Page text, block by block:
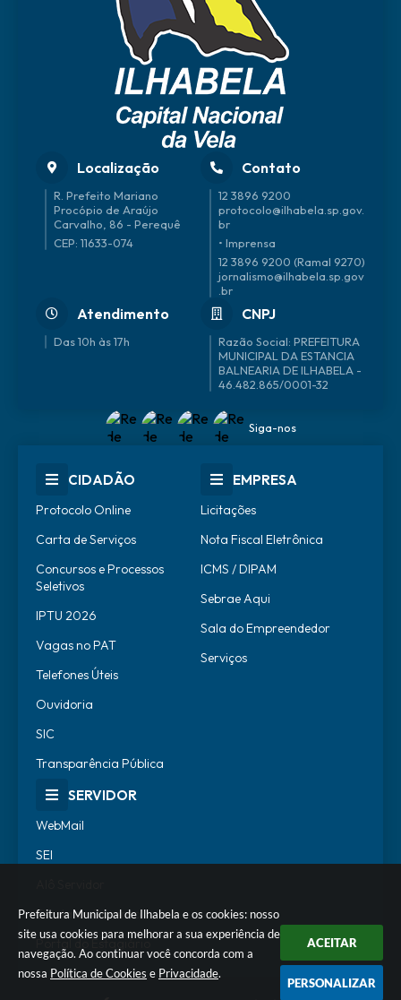
Prefeitura Municipal de Ilhabela e os cookies: nosso
site usa cookies para melhorar a sua experiência de
navegação. Ao continuar você concorda com a
nossa Política de Cookies e Privacidade.
ACEITAR
PERSONALIZAR
Localização
R. Prefeito Mariano
Procópio de Araújo
Carvalho, 86 - Perequê
CEP: 11633-074
Contato
12 3896 9200
protocolo@ilhabela.sp.gov.
br
• Imprensa
12 3896 9200 (Ramal 9270)
jornalismo@ilhabela.sp.gov
.br
Atendimento
Das 10h às 17h
CNPJ
46.482.865/0001-32
Siga-nos
CIDADÃO
Protocolo Online
Carta de Serviços
Concursos e Processos
Seletivos
IPTU 2026
Vagas no PAT
Telefones Úteis
Ouvidoria
SIC
Transparência Pública
EMPRESA
Licitações
Nota Fiscal Eletrônica
ICMS / DIPAM
Sebrae Aqui
Sala do Empreendedor
Serviços
SERVIDOR
WebMail
SEI
Escola de Governo
Portal do Estagiário